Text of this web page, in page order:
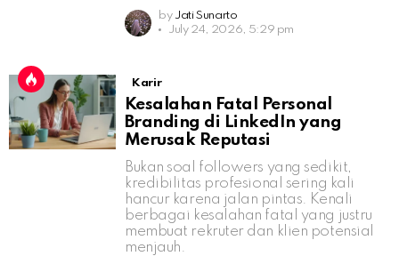
by Jati Sunarto
July 24, 2026, 5:29 pm
Karir
Kesalahan Fatal Personal
Branding di LinkedIn yang
Merusak Reputasi
Bukan soal followers yang sedikit,
kredibilitas profesional sering kali
hancur karena jalan pintas. Kenali
berbagai kesalahan fatal yang justru
membuat rekruter dan klien potensial
menjauh.